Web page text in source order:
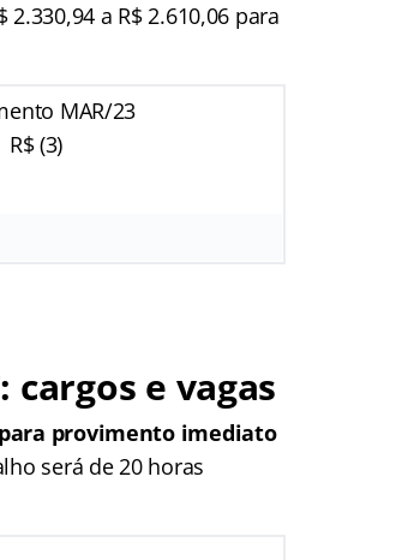
a R$ 2.610,06 para
MAR/23
R$ (3)
cargos e vagas
provimento imediato
será de 20 horas